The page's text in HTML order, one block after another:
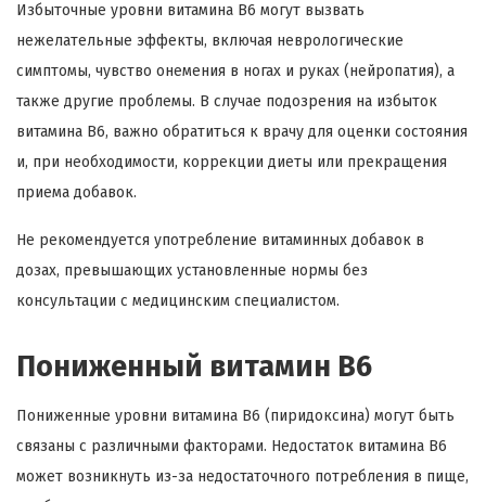
Избыточные уровни витамина B6 могут вызвать
нежелательные эффекты, включая неврологические
симптомы, чувство онемения в ногах и руках (нейропатия), а
также другие проблемы. В случае подозрения на избыток
витамина B6, важно обратиться к врачу для оценки состояния
и, при необходимости, коррекции диеты или прекращения
приема добавок.
Не рекомендуется употребление витаминных добавок в
дозах, превышающих установленные нормы без
консультации с медицинским специалистом.
Пониженный витамин В6
Пониженные уровни витамина B6 (пиридоксина) могут быть
связаны с различными факторами. Недостаток витамина B6
может возникнуть из-за недостаточного потребления в пище,